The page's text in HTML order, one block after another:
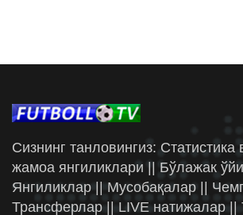
Сизнинг танловингиз: Статистика
жамоа янгиликлари || Бўлажак
Янгиликлар || Мусобақалар ||
Трансферлар || LIVE натижалар ||